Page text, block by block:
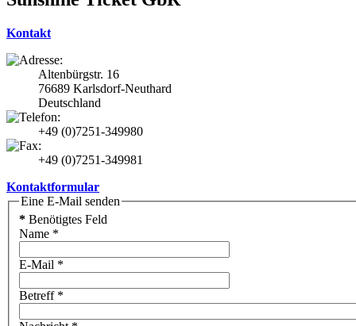
Kontakt
Altenbürgstr. 16
76689 Karlsdorf-Neuthard
Deutschland
+49 (0)7251-349980
+49 (0)7251-349981
Kontaktformular
Eine E-Mail senden
* Benötigtes Feld
Name *
E-Mail *
Betreff*